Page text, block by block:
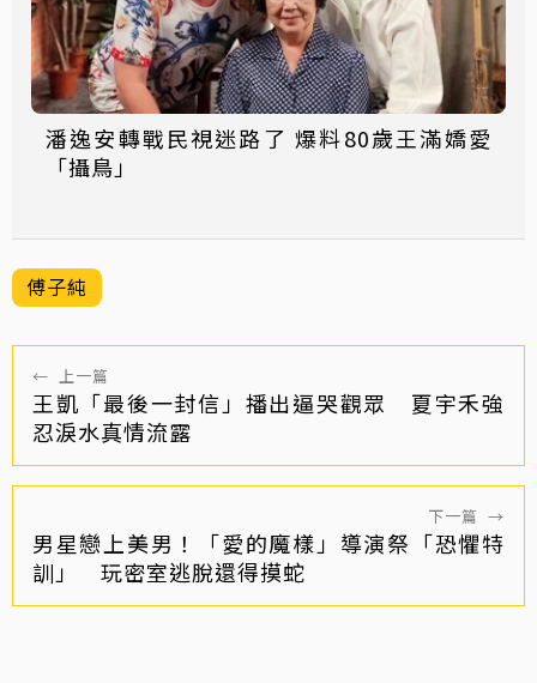
潘逸安轉戰民視迷路了 爆料80歲王滿嬌愛
「攝鳥」
傅子純
← 上一篇
王凱「最後一封信」播出逼哭觀眾 夏宇禾強
忍淚水真情流露
下一篇 →
男星戀上美男！「愛的魔樣」導演祭「恐懼特
訓」 玩密室逃脫還得摸蛇